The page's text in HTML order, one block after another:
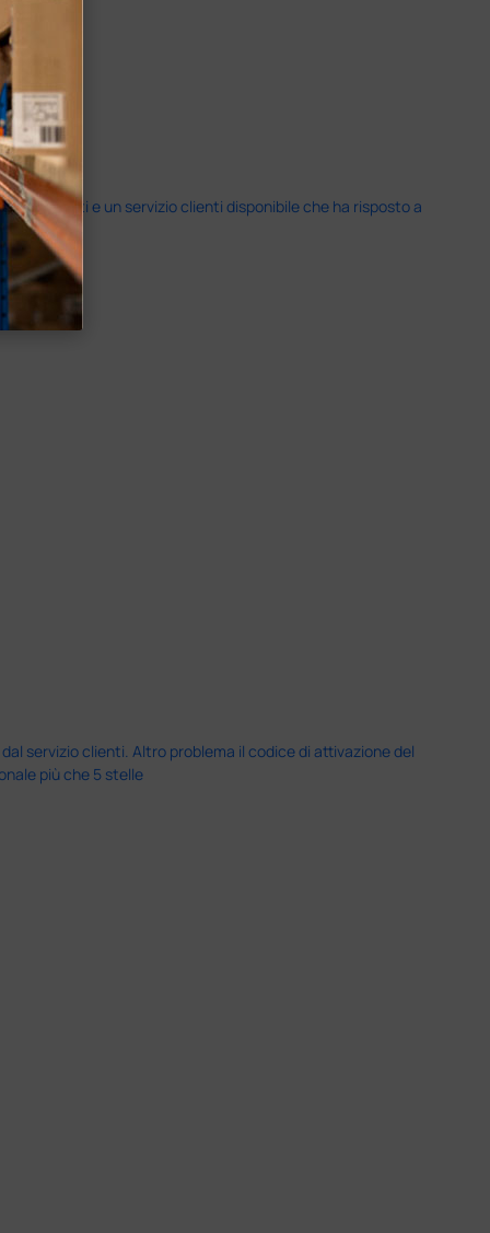
previsti e un servizio clienti disponibile che ha risposto a
servizio clienti. Altro problema il codice di attivazione del
più che 5 stelle